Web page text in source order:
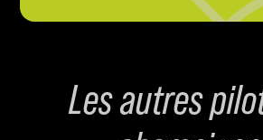
Les autres